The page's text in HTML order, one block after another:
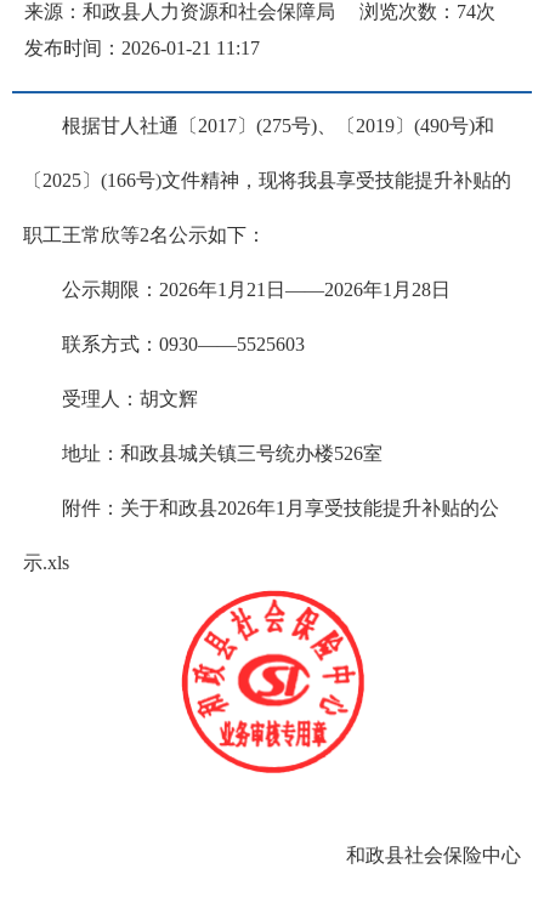
来源：和政县人力资源和社会保障局 浏览次数： 74次
发布时间：2026-01-21 11:17
根据甘人社通〔2017〕(275号)、〔2019〕(490号)和
〔2025〕(166号)文件精神，现将我县享受技能提升补贴的
职工王常欣等2名公示如下：
公示期限：2026年1月21日——2026年1月28日
联系方式：0930——5525603
受理人：胡文辉
地址：和政县城关镇三号统办楼526室
附件： 关于和政县2026年1月享受技能提升补贴的公
示.xls
和政县社会保险中心